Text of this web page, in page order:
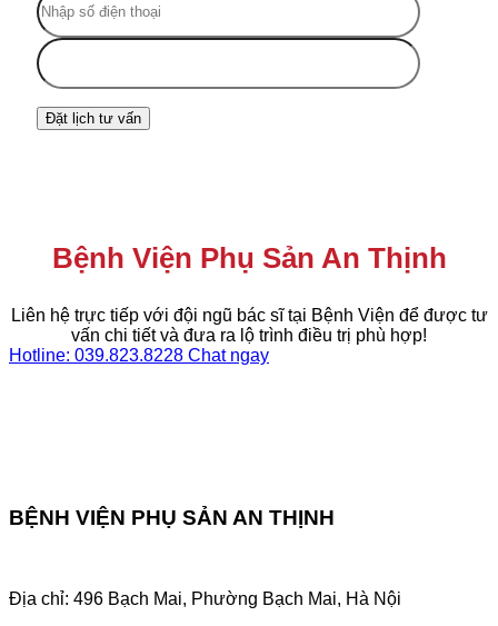
Bệnh Viện Phụ Sản An Thịnh
Liên hệ trực tiếp với đội ngũ bác sĩ tại Bệnh Viện để được tư
vấn chi tiết và đưa ra lộ trình điều trị phù hợp!
Hotline: 039.823.8228 Chat ngay
BỆNH VIỆN PHỤ SẢN AN THỊNH
Địa chỉ: 496 Bạch Mai, Phường Bạch Mai, Hà Nội